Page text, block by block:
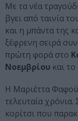
Με τα νέα
βγει από ταινία
και η μπάντα της
ξέφρενη σειρά
πρώτη φορά στο
Νοεμβρίου και το
Η Μαριέττα
τελευταία
κορίτσι που